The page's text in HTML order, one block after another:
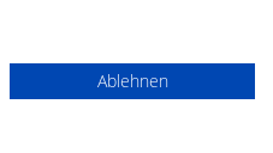
AGB
Preise
Ablehnen